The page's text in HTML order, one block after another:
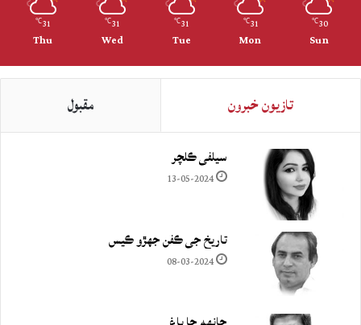
30
℃
Sun
31
℃
Mon
31
℃
Tue
31
℃
Wed
31
℃
Thu
تازيون خبرون مقبول
سيلفي ڪلچر
13-05-2024
تاريخ جي ڪفن جھڙو ڪيس
08-03-2024